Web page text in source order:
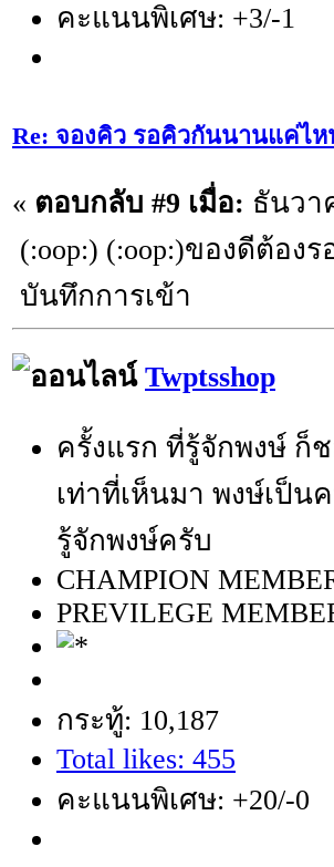
คะแนนพิเศษ: +3/-1
Re: จองคิว รอคิวกันนานแค่ไ
« ตอบกลับ #9 เมื่อ: ธันวา
(:oop:) (:oop:)ของดีต้องร
บันทึกการเข้า
Twptsshop
ครั้งแรก ที่รู้จักพงษ์
เท่าที่เห็นมา พงษ์เป็
รู้จักพงษ์ครับ
CHAMPION
PREVILEGE
กระทู้: 10,187
Total likes: 455
คะแนนพิเศษ: +20/-0